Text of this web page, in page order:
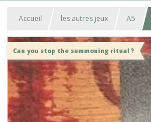
Accueil les autres jeux A5
Can you stop the summoning ritual ?